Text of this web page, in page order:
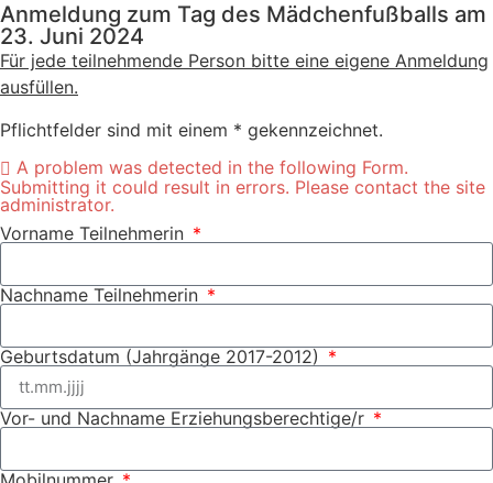
Anmeldung zum Tag des Mädchenfußballs am
23. Juni 2024
Für jede teilnehmende Person bitte eine eigene Anmeldung
ausfüllen.
Pflichtfelder sind mit einem * gekennzeichnet.
A problem was detected in the following Form.
Submitting it could result in errors. Please contact the site
administrator.
Vorname Teilnehmerin
Nachname Teilnehmerin
Geburtsdatum (Jahrgänge 2017-2012)
Vor- und Nachname Erziehungsberechtige/r